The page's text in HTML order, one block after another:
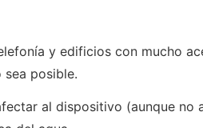
y edificios con mucho
posible.
al dispositivo (aunque no